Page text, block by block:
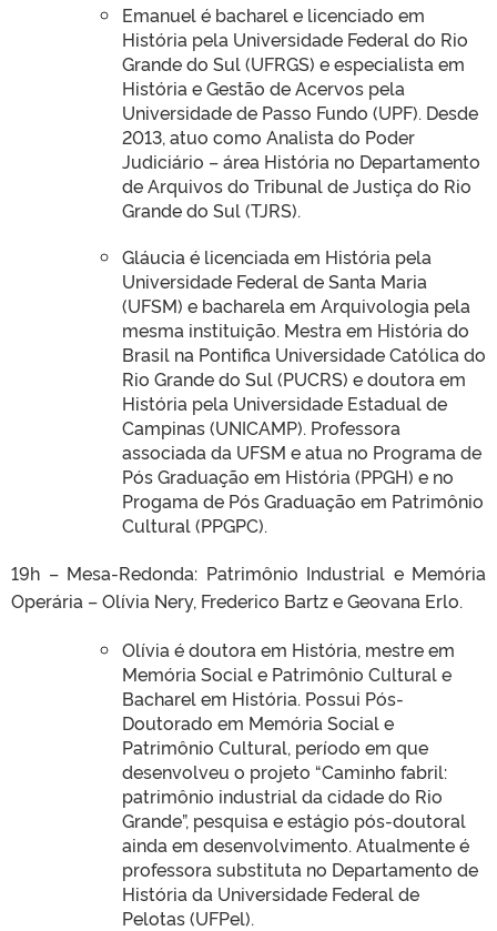
Emanuel é bacharel e licenciado em
História pela Universidade Federal do Rio
Grande do Sul (UFRGS) e especialista em
História e Gestão de Acervos pela
Universidade de Passo Fundo (UPF). Desde
2013, atuo como Analista do Poder
Judiciário – área História no Departamento
de Arquivos do Tribunal de Justiça do Rio
Grande do Sul (TJRS).
Gláucia é licenciada em História pela
Universidade Federal de Santa Maria
(UFSM) e bacharela em Arquivologia pela
mesma instituição. Mestra em História do
Brasil na Pontifica Universidade Católica do
Rio Grande do Sul (PUCRS) e doutora em
História pela Universidade Estadual de
Campinas (UNICAMP). Professora
associada da UFSM e atua no Programa de
Pós Graduação em História (PPGH) e no
Progama de Pós Graduação em Patrimônio
Cultural (PPGPC).
19h – Mesa-Redonda: Patrimônio Industrial e Memória
Operária – Olívia Nery, Frederico Bartz e Geovana Erlo.
Olívia é doutora em História, mestre em
Memória Social e Patrimônio Cultural e
Bacharel em História. Possui Pós-
Doutorado em Memória Social e
Patrimônio Cultural, período em que
desenvolveu o projeto “Caminho fabril:
patrimônio industrial da cidade do Rio
Grande”, pesquisa e estágio pós-doutoral
ainda em desenvolvimento. Atualmente é
professora substituta no Departamento de
História da Universidade Federal de
Pelotas (UFPel).